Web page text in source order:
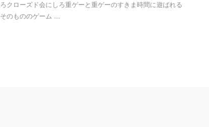
クローズド会にしろ重ゲーと重ゲーのすきま時間に遊ばれる
のもののゲーム ...